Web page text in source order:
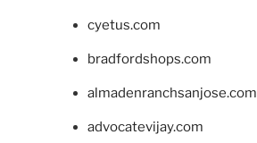
cyetus.com
bradfordshops.com
almadenranchsanjose.com
advocatevijay.com